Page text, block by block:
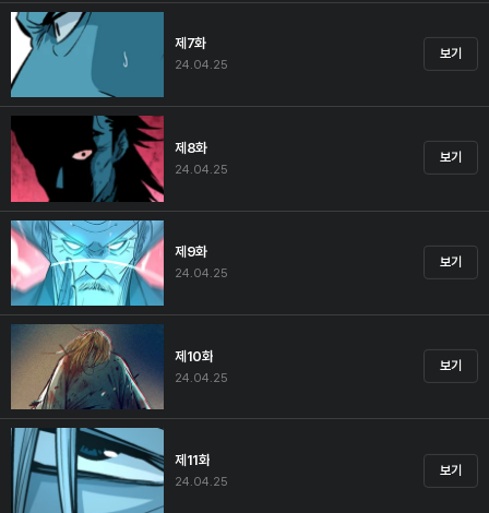
제7화
24.04.25
보기
제8화
24.04.25
보기
제9화
24.04.25
보기
제10화
24.04.25
보기
제11화
24.04.25
보기